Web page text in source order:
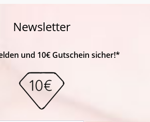
Newsletter
und 10€ Gutschein sicher!*